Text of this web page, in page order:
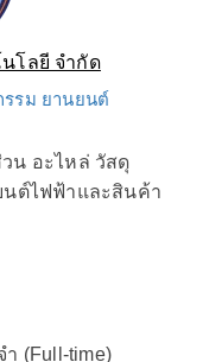
นโลยี จำกัด
รม ยานยนต์
น อะไหล่ วัสดุ
นต์ไฟฟ้าและสินค้า
(Full-time)